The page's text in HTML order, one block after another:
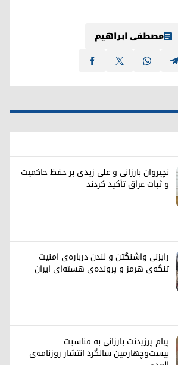
مصطفی ابراهیم
نچیروان بارزانی و علی زیدی بر حفظ حاکمیت
و ثبات عراق تأکید کردند
رایزنی واشنگتن و لندن درباره‌ی امنیت
تنگه‌ی هرمز و پرونده‌ی هسته‌ای ایران
پیام پرزیدنت بارزانی به مناسبت
بیست‌وچهارمین سالگرد انتشار روزنامه‌ی